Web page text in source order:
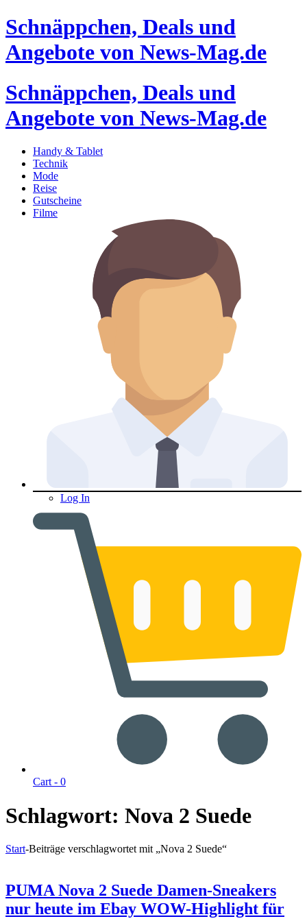
Schnäppchen, Deals und
Angebote von News-Mag.de
Schnäppchen, Deals und
Angebote von News-Mag.de
Handy & Tablet
Technik
Mode
Reise
Gutscheine
Filme
Log In
Cart - 0
Schlagwort: Nova 2 Suede
Start-Beiträge verschlagwortet mit „Nova 2 Suede“
PUMA Nova 2 Suede Damen-Sneakers
nur heute im Ebay WOW-Highlight für